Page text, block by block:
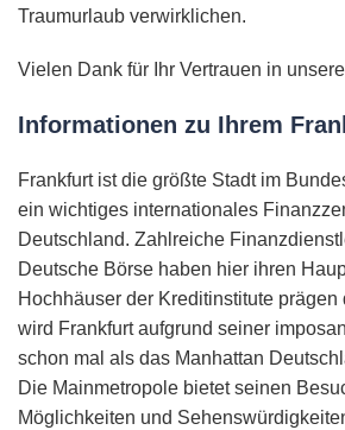
Traumurlaub verwirklichen.
Vielen Dank für Ihr Vertrauen in
Informationen zu Ihrem
Frankfurt ist die größte Stadt im
ein wichtiges internationales
Deutschland. Zahlreiche
Deutsche Börse haben hier ihren
Hochhäuser der Kreditinstitute prägen
wird Frankfurt aufgrund seiner
schon mal als das Manhattan
Die Mainmetropole bietet seinen
Möglichkeiten und